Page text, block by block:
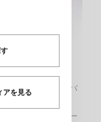
アを見る
リングワインとバ
ことができるコー